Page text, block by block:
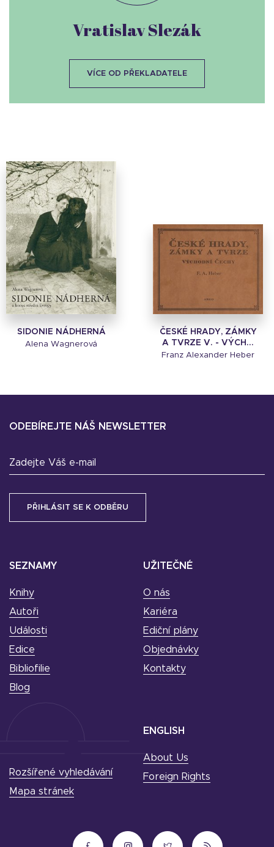
SIDONIE NÁDHERNÁ
Alena Wagnerová
ČESKÉ HRADY, ZÁMKY
A TVRZE V. - VÝCH...
Franz Alexander Heber
Vratislav Slezák
VÍCE OD PŘEKLADATELE
SEZNAMY
Knihy
Autoři
Události
Edice
Bibliofilie
Blog
UŽITEČNÉ
O nás
Kariéra
Ediční plány
Objednávky
Kontakty
ODEBÍREJTE NÁŠ NEWSLETTER
Zadejte Váš e-mail
ENGLISH
About Us
Foreign Rights
Rozšířené vyhledávání
Mapa stránek